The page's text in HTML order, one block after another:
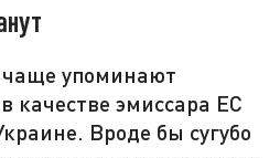
упоминают
качестве эмиссара ЕС
Вроде бы сугубо